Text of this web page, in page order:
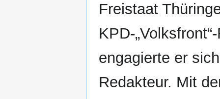
Freistaat
KPD-
engagierte er
Redakteur. Mit